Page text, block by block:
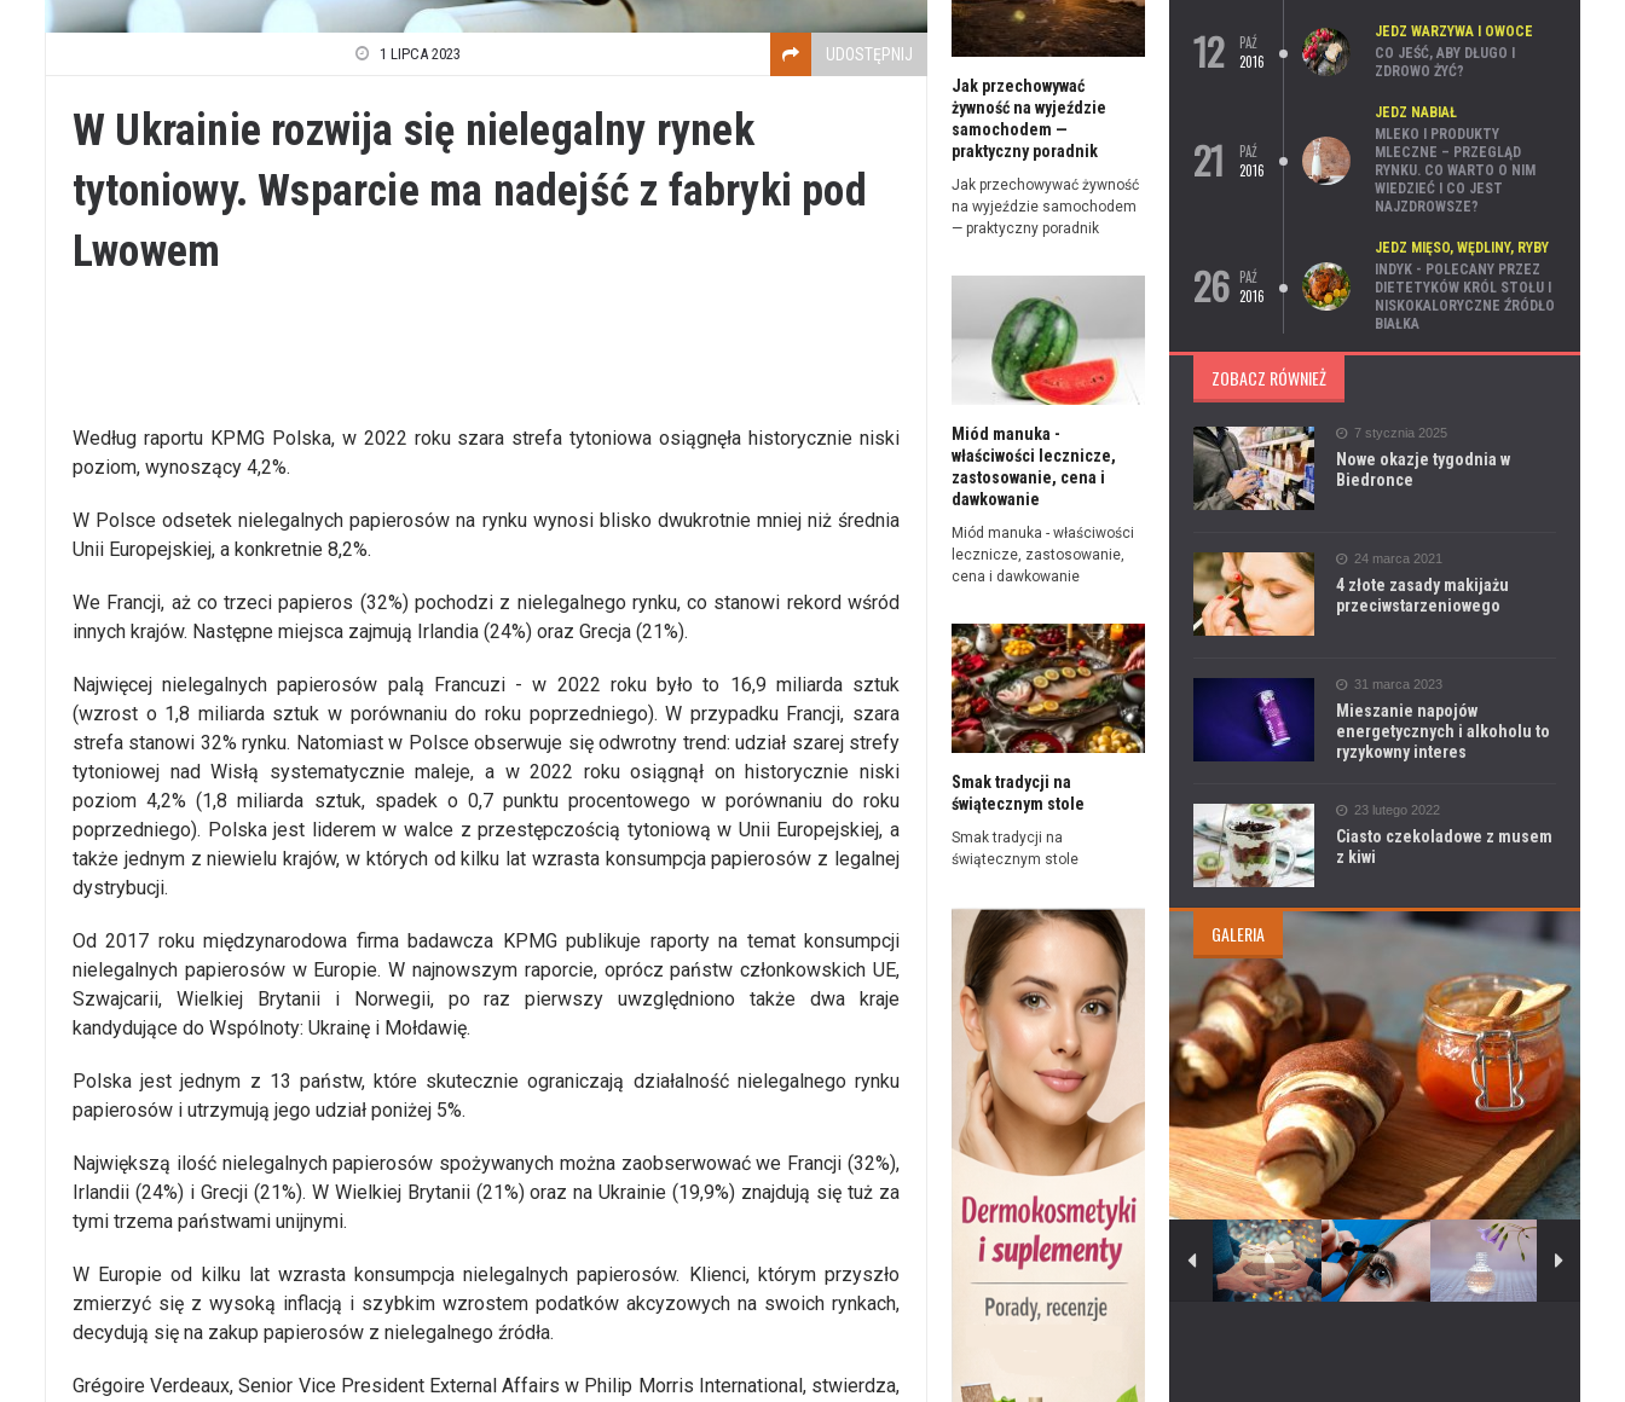
1 LIPCA 2023 UDOSTĘPNIJ
W Ukrainie rozwija się nielegalny rynek
tytoniowy. Wsparcie ma nadejść z fabryki pod
Lwowem
Według raportu KPMG Polska, w 2022 roku szara strefa tytoniowa osiągnęła historycznie niski
poziom, wynoszący 4,2%.
W Polsce odsetek nielegalnych papierosów na rynku wynosi blisko dwukrotnie mniej niż średnia
Unii Europejskiej, a konkretnie 8,2%.
We Francji, aż co trzeci papieros (32%) pochodzi z nielegalnego rynku, co stanowi rekord wśród
innych krajów. Następne miejsca zajmują Irlandia (24%) oraz Grecja (21%).
Najwięcej nielegalnych papierosów palą Francuzi - w 2022 roku było to 16,9 miliarda sztuk
(wzrost o 1,8 miliarda sztuk w porównaniu do roku poprzedniego). W przypadku Francji, szara
strefa stanowi 32% rynku. Natomiast w Polsce obserwuje się odwrotny trend: udział szarej strefy
tytoniowej nad Wisłą systematycznie maleje, a w 2022 roku osiągnął on historycznie niski
poziom 4,2% (1,8 miliarda sztuk, spadek o 0,7 punktu procentowego w porównaniu do roku
poprzedniego). Polska jest liderem w walce z przestępczością tytoniową w Unii Europejskiej, a
także jednym z niewielu krajów, w których od kilku lat wzrasta konsumpcja papierosów z legalnej
dystrybucji.
Od 2017 roku międzynarodowa firma badawcza KPMG publikuje raporty na temat konsumpcji
nielegalnych papierosów w Europie. W najnowszym raporcie, oprócz państw członkowskich UE,
Szwajcarii, Wielkiej Brytanii i Norwegii, po raz pierwszy uwzględniono także dwa kraje
kandydujące do Wspólnoty: Ukrainę i Mołdawię.
Polska jest jednym z 13 państw, które skutecznie ograniczają działalność nielegalnego rynku
papierosów i utrzymują jego udział poniżej 5%.
Największą ilość nielegalnych papierosów spożywanych można zaobserwować we Francji (32%),
Irlandii (24%) i Grecji (21%). W Wielkiej Brytanii (21%) oraz na Ukrainie (19,9%) znajdują się tuż za
tymi trzema państwami unijnymi.
W Europie od kilku lat wzrasta konsumpcja nielegalnych papierosów. Klienci, którym przyszło
zmierzyć się z wysoką inflacją i szybkim wzrostem podatków akcyzowych na swoich rynkach,
decydują się na zakup papierosów z nielegalnego źródła.
Grégoire Verdeaux, Senior Vice President External Affairs w Philip Morris International, stwierdza,
Jak przechowywać
żywność na wyjeździe
samochodem —
praktyczny poradnik
Jak przechowywać żywność
na wyjeździe samochodem
— praktyczny poradnik
Miód manuka -
właściwości lecznicze,
zastosowanie, cena i
dawkowanie
Miód manuka - właściwości
lecznicze, zastosowanie,
cena i dawkowanie
Smak tradycji na
świątecznym stole
Smak tradycji na
świątecznym stole
12
PAŹ
2016
JEDZ WARZYWA I OWOCE
CO JEŚĆ, ABY DŁUGO I
ZDROWO ŻYĆ?
21
PAŹ
2016
JEDZ NABIAŁ
MLEKO I PRODUKTY
MLECZNE – PRZEGLĄD
RYNKU. CO WARTO O NIM
WIEDZIEĆ I CO JEST
NAJZDROWSZE?
26 PAŹ
2016
JEDZ MIĘSO, WĘDLINY, RYBY
INDYK - POLECANY PRZEZ
DIETETYKÓW KRÓL STOŁU I
NISKOKALORYCZNE ŹRÓDŁO
BIAŁKA
ZOBACZ RÓWNIEŻ
7 stycznia 2025
Nowe okazje tygodnia w
Biedronce
24 marca 2021
4 złote zasady makijażu
przeciwstarzeniowego
31 marca 2023
Mieszanie napojów
energetycznych i alkoholu to
ryzykowny interes
23 lutego 2022
Ciasto czekoladowe z musem
z kiwi
GALERIA